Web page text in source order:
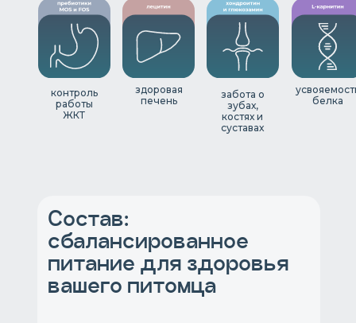
белка
забота о
зубах,
костях и
суставах
контроль
работы
ЖКТ
здоровая
печень
Состав:
сбалансированное
питание для здоровья
вашего питомца